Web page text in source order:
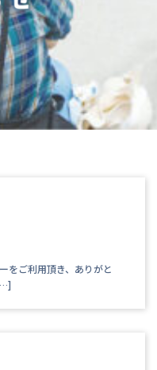
をご利用頂き、ありがと